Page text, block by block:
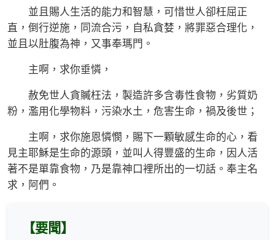
並且賜人生活的能力和智慧，可惜世人卻枉屈正
直，倒行逆施，同流合污，自私貪婪，將罪惡合理化，
並且以肚腹為神，又事奉瑪門。
主啊，求你垂憐，
赦免世人貪贓枉法，製造許多含毒性食物，劣質奶
粉，濫用化學物料，污染水土，危害生命，禍及後世；
主啊，求你施恩憐憫，賜下一顆敏感生命的心，看
見主耶穌是生命的源頭，並叫人得豐盛的生命，因人活
著不是單靠食物，乃是靠神口裡所出的一切話。奉主名
求，阿們。
【要聞】